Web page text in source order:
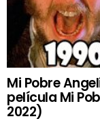
Mi Pobre
película Mi
2022)